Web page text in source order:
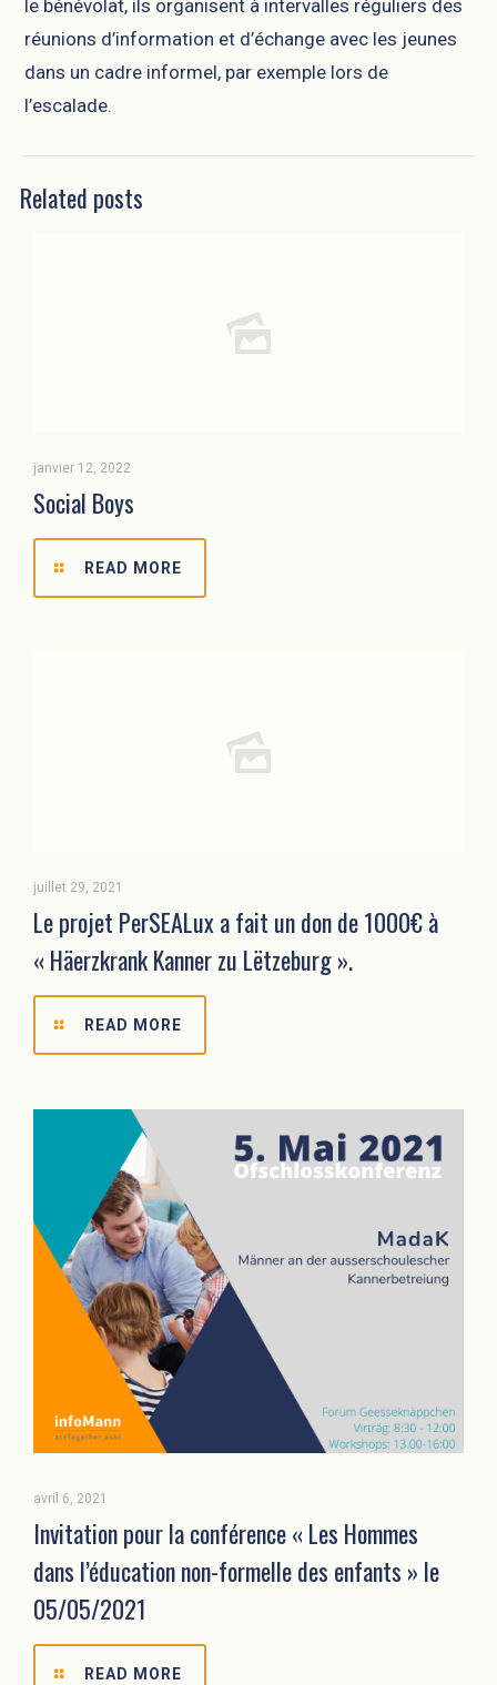
le bénévolat, ils organisent à intervalles réguliers des
réunions d’information et d’échange avec les jeunes
dans un cadre informel, par exemple lors de
l’escalade.
Related posts
janvier 12, 2022
Social Boys
READ MORE
juillet 29, 2021
Le projet PerSEALux a fait un don de 1000€ à
« Häerzkrank Kanner zu Lëtzeburg ».
READ MORE
avril 6, 2021
Invitation pour la conférence « Les Hommes
dans l’éducation non-formelle des enfants » le
05/05/2021
READ MORE